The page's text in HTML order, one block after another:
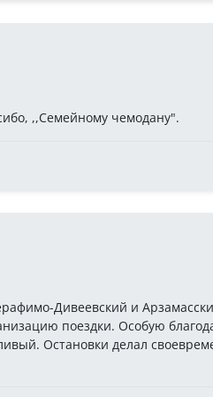
,,Семейному чемодану".
Дивеевский и
поездки. Особую
Остановки делал